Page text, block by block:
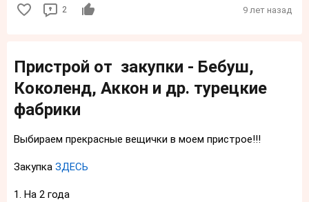
2 9 лет назад
Пристрой от закупки - Бебуш,
Коколенд, Аккон и др. турецкие
фабрики
Выбираем прекрасные вещички в моем пристрое!!!
Закупка ЗДЕСЬ
1. На 2 года